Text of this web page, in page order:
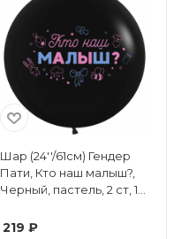
Шар (24''/61см) Гендер
Пати, Кто наш малыш?,
Черный, пастель, 2 ст, 1
219 ₽